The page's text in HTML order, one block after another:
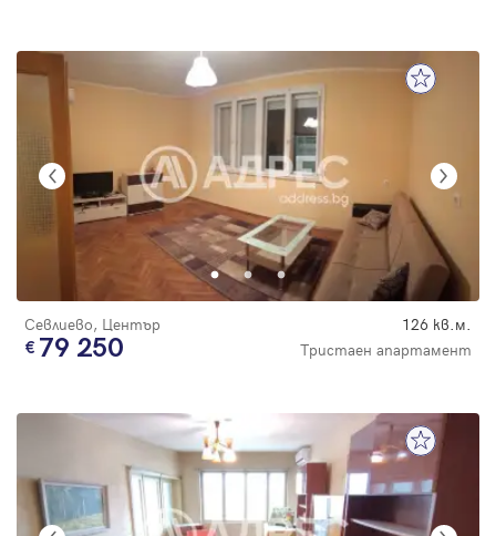
Севлиево, Център 126 кв.м.
79 250 Тристаен апартамент